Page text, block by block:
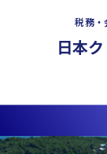
お客様
新卒採
税務・
日本